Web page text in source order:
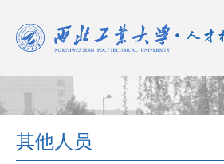
其他人员